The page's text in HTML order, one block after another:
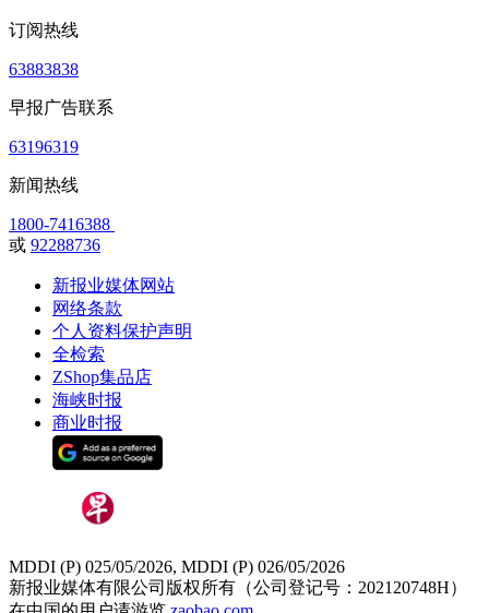
订阅热线
63883838
早报广告联系
63196319
新闻热线
1800-7416388
或 92288736
新报业媒体网站
网络条款
个人资料保护声明
全检索
ZShop集品店
海峡时报
商业时报
MDDI (P) 025/05/2026, MDDI (P) 026/05/2026
新报业媒体有限公司版权所有（公司登记号：202120748H）